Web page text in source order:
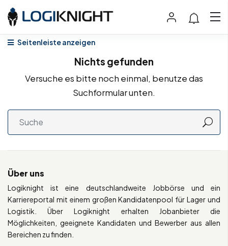
Seitenleiste anzeigen
Nichts gefunden
Versuche es bitte noch einmal, benutze das
Suchformular unten.
Über uns
Logiknight ist eine deutschlandweite Jobbörse und ein
Karriereportal mit einem großen Kandidatenpool für Lager und
Logistik. Über Logiknight erhalten Jobanbieter die
Möglichkeiten, geeignete Kandidaten und Bewerber aus allen
Bereichen zu finden.